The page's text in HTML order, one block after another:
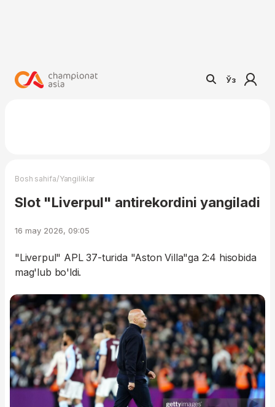
Ўз
Bosh sahifa/Yangiliklar
Slot "Liverpul" antirekordini yangiladi
16 may 2026, 09:05
"Liverpul" APL 37-turida "Aston Villa"ga 2:4 hisobida
mag'lub bo'ldi.